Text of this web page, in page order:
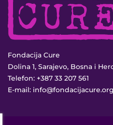
Fondacija Cure
Dolina 1, Sarajevo, Bosna i
Telefon: +387 33 207 561
E-mail: info@fondacijacure.org